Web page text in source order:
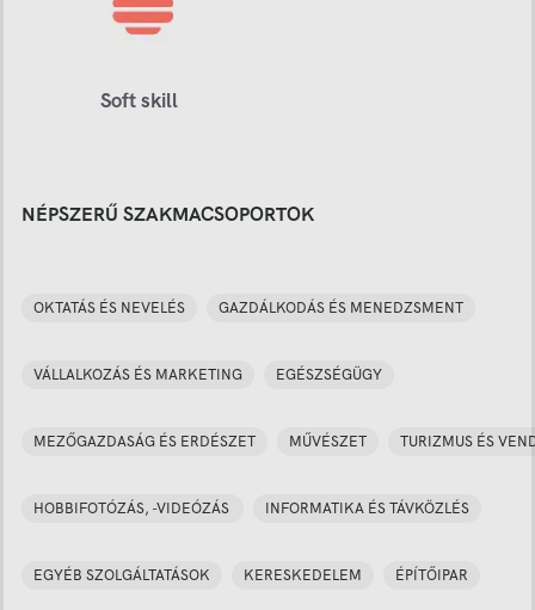
Soft skill
NÉPSZERŰ SZAKMACSOPORTOK
OKTATÁS ÉS NEVELÉS GAZDÁLKODÁS ÉS MENEDZSMENT
VÁLLALKOZÁS ÉS MARKETING EGÉSZSÉGÜGY
MEZŐGAZDASÁG ÉS ERDÉSZET MŰVÉSZET TURIZMUS ÉS
HOBBIFOTÓZÁS, -VIDEÓZÁS INFORMATIKA ÉS TÁVKÖZLÉS
EGYÉB SZOLGÁLTATÁSOK KERESKEDELEM ÉPÍTŐIPAR